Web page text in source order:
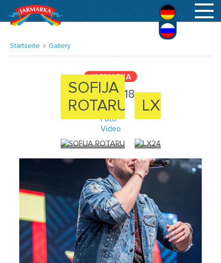
Deutsch
Startseite Gallery
JARMARKA
MAI 2018
Foto
Video
SOFIJA
ROTARU
LX24